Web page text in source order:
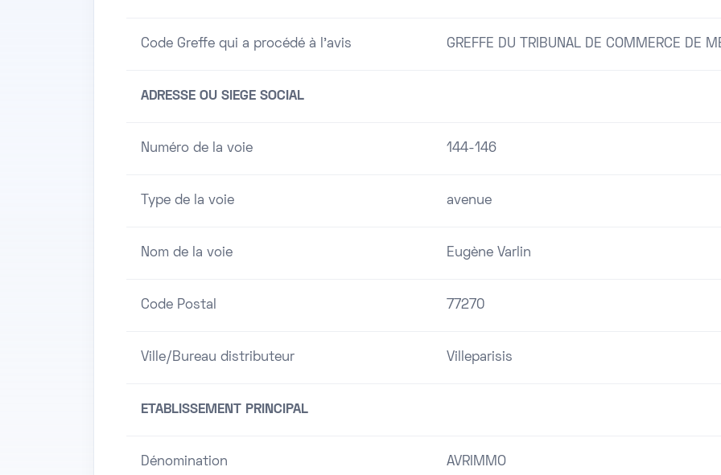
Code Greffe qui a procédé à l'avis GREFFE DU TRIBUNAL DE COMMERCE DE
ADRESSE OU SIEGE SOCIAL
Numéro de la voie 144-146
Type de la voie avenue
Nom de la voie Eugène Varlin
Code Postal 77270
Ville/Bureau distributeur Villeparisis
ETABLISSEMENT PRINCIPAL
Dénomination AVRIMMO